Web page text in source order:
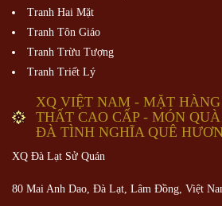
Tranh Hai Mặt
Tranh Tôn Giáo
Tranh Trừu Tượng
Tranh Triết Lý
XQ VIỆT NAM - MẶT
THẤT CAO CẤP - MÓN
ĐÀ TÌNH NGHĨA QUÊ
XQ Đà Lạt Sử Quán
80 Mai Anh Dao, Đà Lạt, Lâm Đồng, Việt